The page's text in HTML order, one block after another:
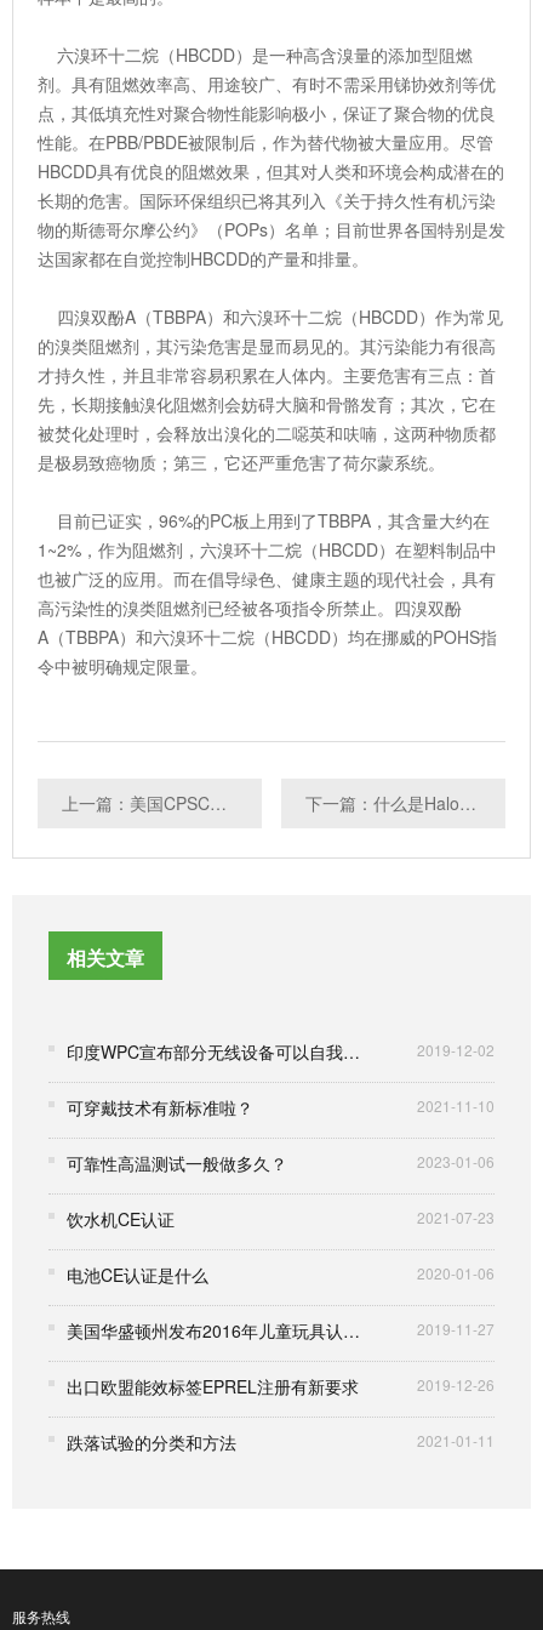
六溴环十二烷（HBCDD）是一种高含溴量的添加型阻燃
剂。具有阻燃效率高、用途较广、有时不需采用锑协效剂等优
点，其低填充性对聚合物性能影响极小，保证了聚合物的优良
性能。在PBB/PBDE被限制后，作为替代物被大量应用。尽管
HBCDD具有优良的阻燃效果，但其对人类和环境会构成潜在的
长期的危害。国际环保组织已将其列入《关于持久性有机污染
物的斯德哥尔摩公约》（POPs）名单；目前世界各国特别是发
达国家都在自觉控制HBCDD的产量和排量。
四溴双酚A（TBBPA）和六溴环十二烷（HBCDD）作为常见
的溴类阻燃剂，其污染危害是显而易见的。其污染能力有很高
才持久性，并且非常容易积累在人体内。主要危害有三点：首
先，长期接触溴化阻燃剂会妨碍大脑和骨骼发育；其次，它在
被焚化处理时，会释放出溴化的二噁英和呋喃，这两种物质都
是极易致癌物质；第三，它还严重危害了荷尔蒙系统。
目前已证实，96%的PC板上用到了TBBPA，其含量大约在
1~2%，作为阻燃剂，六溴环十二烷（HBCDD）在塑料制品中
也被广泛的应用。而在倡导绿色、健康主题的现代社会，具有
高污染性的溴类阻燃剂已经被各项指令所禁止。四溴双酚
A（TBBPA）和六溴环十二烷（HBCDD）均在挪威的POHS指
令中被明确规定限量。
上一篇：美国CPSC禁用邻苯二甲酸酯的背景 下一篇：什么是Halogen卤素？卤素测试项目介绍
相关文章
印度WPC宣布部分无线设备可以自我声明获得豁免ETA要求 2019-12-02
可穿戴技术有新标准啦？ 2021-11-10
可靠性高温测试一般做多久？ 2023-01-06
饮水机CE认证 2021-07-23
电池CE认证是什么 2020-01-06
美国华盛顿州发布2016年儿童玩具认证中化学品执行指南 2019-11-27
出口欧盟能效标签EPREL注册有新要求 2019-12-26
跌落试验的分类和方法 2021-01-11
服务热线